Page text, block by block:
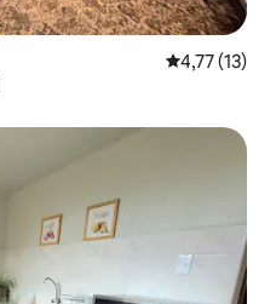
Gemiddelde
4,77 (13)